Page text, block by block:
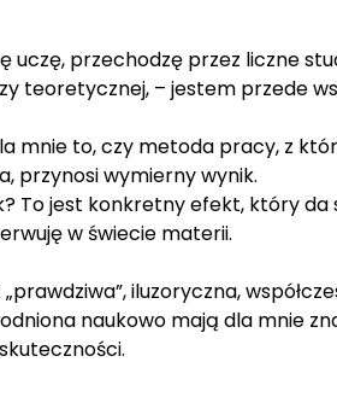
uczę, przechodzę przez liczne
teoretycznej, – jestem przede
mnie to, czy metoda pracy, z
przynosi wymierny wynik.
To jest konkretny efekt, który
w świecie materii.
iluzoryczna,
naukowo mają dla mnie